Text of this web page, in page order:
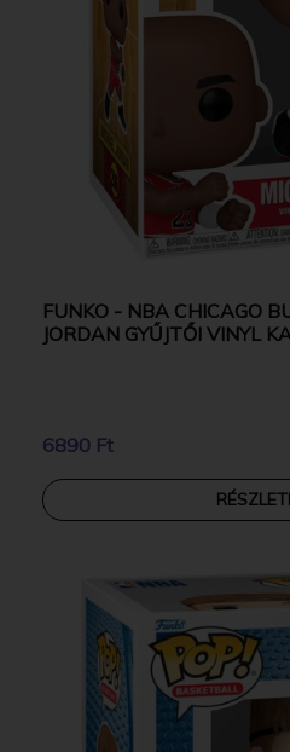
FUNKO - NBA CHICAGO
JORDAN GYŰJTŐI VINYL
6890 Ft